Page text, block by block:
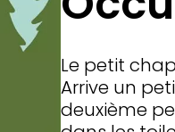
Le petit
Arrive un
deuxième